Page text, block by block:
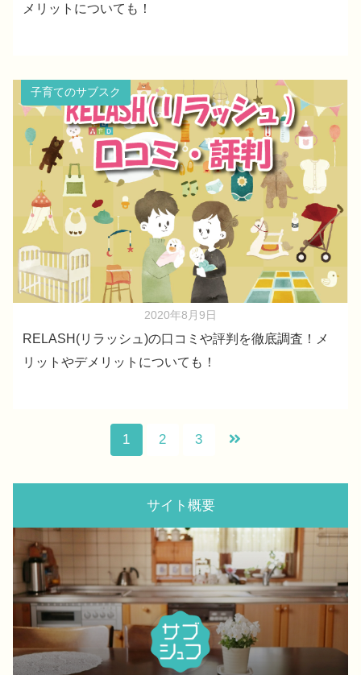
メリットについても！
子育てのサブスク
2020年8月9日
RELASH(リラッシュ)の口コミや評判を徹底調査！メ
リットやデメリットについても！
1 2 3
サイト概要